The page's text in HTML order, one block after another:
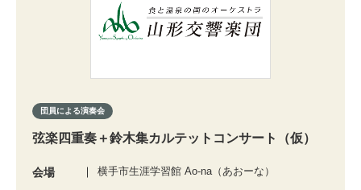
団員による演奏会
弦楽四重奏＋鈴木集カルテットコンサート（仮）
会場 横手市生涯学習館 Ao-na（あおーな）